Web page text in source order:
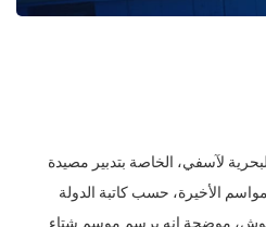
لآسفي، الخاصة بتدبير مصيدة
الأخيرة، حسب كاتبة الدولة
موضحة انه برسم موسم شتاء